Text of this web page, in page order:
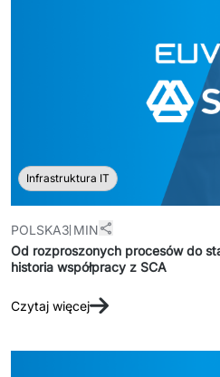
Infrastruktura IT
POLSKA3 MIN
Od rozproszonych procesów do
historia współpracy z SCA
Czytaj więcej